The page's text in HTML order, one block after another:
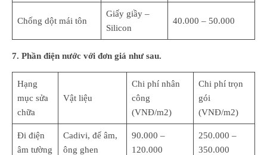
Chống dột mái tôn
Giấy giầy –
Silicon
40.000 – 50.000
7. Phần điện nước với đơn giá như sau.
Hạng
mục sửa
chữa
Vật liệu
Chi phí nhân
công
(VNĐ/m2)
Chi phí trọn
gói
(VNĐ/m2)
Đi điện
âm tường
Cadivi, đế âm,
ông ghen
90.000 –
120.000
250.000 –
350.000